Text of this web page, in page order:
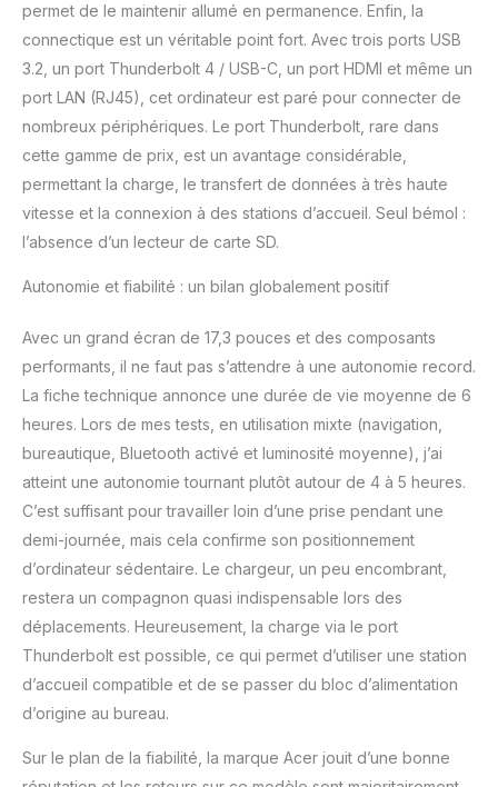
permet de le maintenir allumé en permanence. Enfin, la
connectique est un véritable point fort. Avec trois ports USB
3.2, un port Thunderbolt 4 / USB-C, un port HDMI et même un
port LAN (RJ45), cet ordinateur est paré pour connecter de
nombreux périphériques. Le port Thunderbolt, rare dans
cette gamme de prix, est un avantage considérable,
permettant la charge, le transfert de données à très haute
vitesse et la connexion à des stations d’accueil. Seul bémol :
l’absence d’un lecteur de carte SD.
Autonomie et fiabilité : un bilan globalement positif
Avec un grand écran de 17,3 pouces et des composants
performants, il ne faut pas s’attendre à une autonomie record.
La fiche technique annonce une durée de vie moyenne de 6
heures. Lors de mes tests, en utilisation mixte (navigation,
bureautique, Bluetooth activé et luminosité moyenne), j’ai
atteint une autonomie tournant plutôt autour de 4 à 5 heures.
C’est suffisant pour travailler loin d’une prise pendant une
demi-journée, mais cela confirme son positionnement
d’ordinateur sédentaire. Le chargeur, un peu encombrant,
restera un compagnon quasi indispensable lors des
déplacements. Heureusement, la charge via le port
Thunderbolt est possible, ce qui permet d’utiliser une station
d’accueil compatible et de se passer du bloc d’alimentation
d’origine au bureau.
Sur le plan de la fiabilité, la marque Acer jouit d’une bonne